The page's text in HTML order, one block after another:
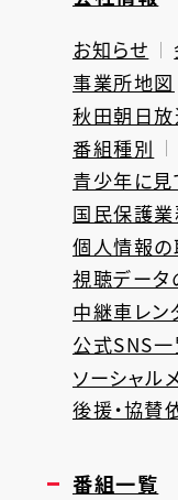
お知らせ
事業所地図
秋田朝日
番組種別
青少年に見
国民保護
個人情報の
視聴データ
中継車レン
公式SNS
ソーシャル
後援・協賛
番組一覧